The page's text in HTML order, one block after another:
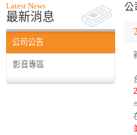
Latest News
最新消息
公司公告
影音專區
公